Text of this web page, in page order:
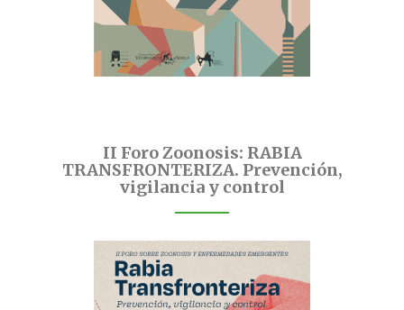
II Foro Zoonosis: RABIA
TRANSFRONTERIZA. Prevención,
vigilancia y control